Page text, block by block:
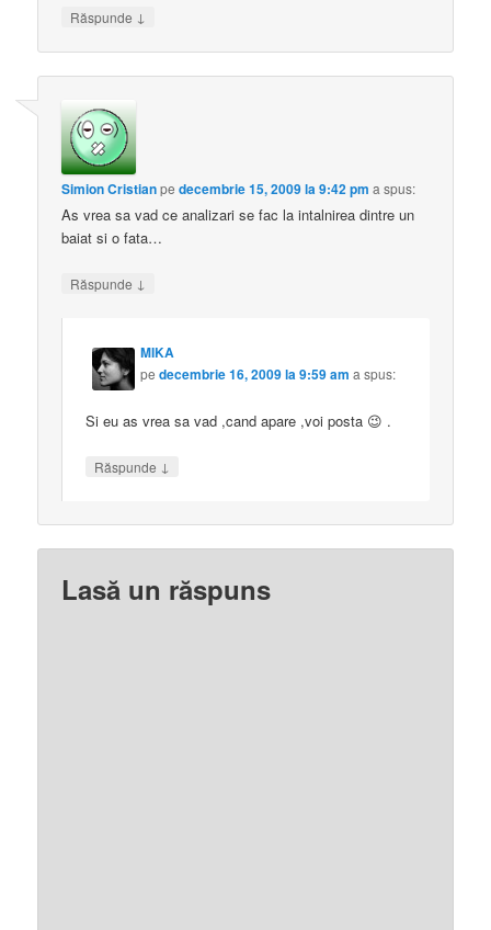
Răspunde ↓
Simion Cristianpedecembrie 15, 2009 la 9:42 pm a spus:
As vrea sa vad ce analizari se fac la intalnirea dintre un
baiat si o fata…
Răspunde ↓
MIKA
pedecembrie 16, 2009 la 9:59 am a spus:
Si eu as vrea sa vad ,cand apare ,voi posta 😉 .
Răspunde ↓
Lasă un răspuns